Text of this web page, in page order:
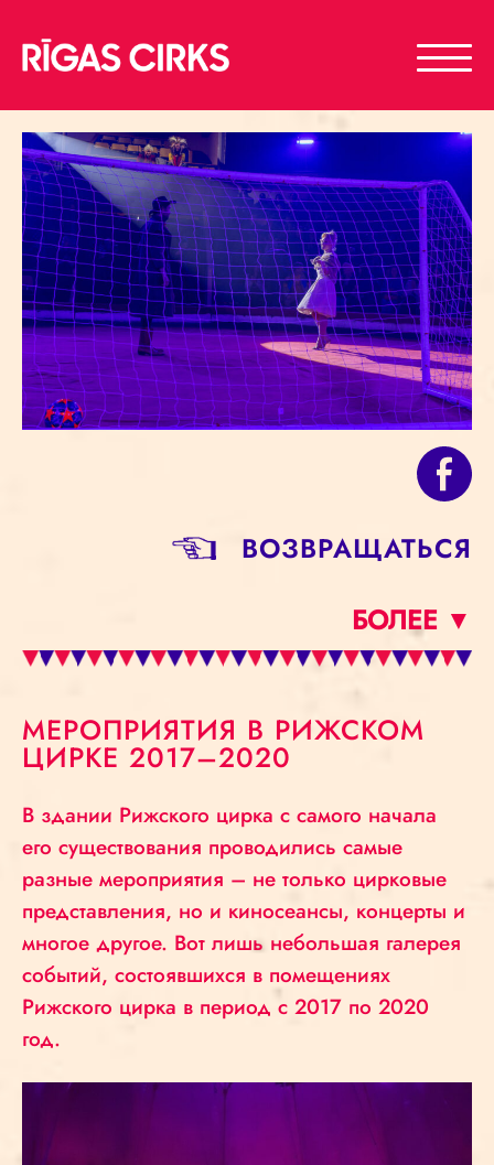
BОЗВРАЩАТЬСЯ
БОЛЕЕ ▼
МЕРОПРИЯТИЯ В РИЖСКОМ
ЦИРКЕ 2017–2020
В здании Рижского цирка с самого начала
его существования проводились самые
разные мероприятия – не только цирковые
представления, но и киносеансы, концерты и
многое другое. Вот лишь небольшая галерея
событий, состоявшихся в помещениях
Рижского цирка в период с 2017 по 2020
год.